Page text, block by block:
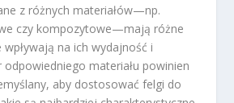
z różnych materiałów—np.
czy kompozytowe—mają różne
wpływają na ich wydajność i
materiału powinien
aby dostosować felgi do